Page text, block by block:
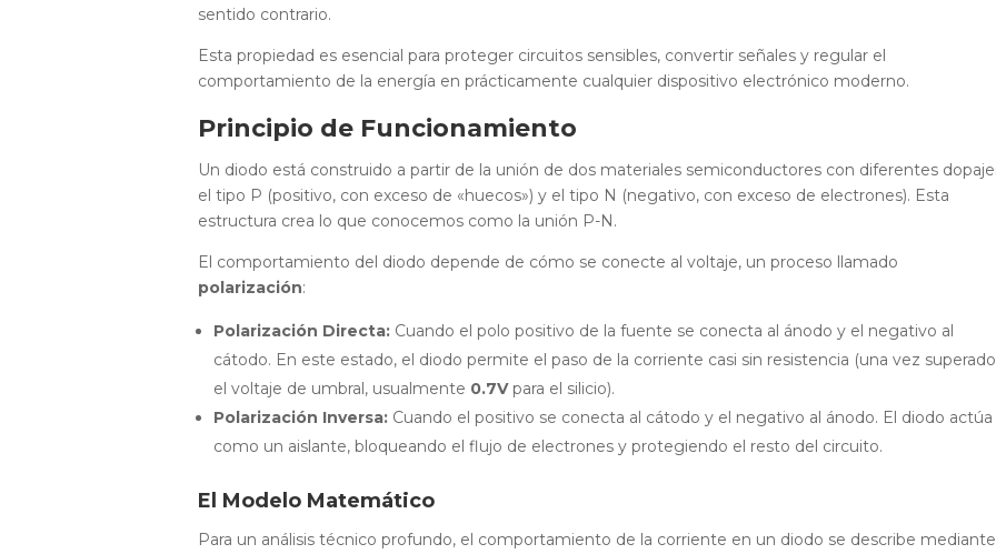
sentido contrario.
Esta propiedad es esencial para proteger circuitos sensibles, convertir señales y regular el
comportamiento de la energía en prácticamente cualquier dispositivo electrónico moderno.
Principio de Funcionamiento
Un diodo está construido a partir de la unión de dos materiales semiconductores con diferentes
el tipo P (positivo, con exceso de «huecos») y el tipo N (negativo, con exceso de electrones). Esta
estructura crea lo que conocemos como la unión P-N.
El comportamiento del diodo depende de cómo se conecte al voltaje, un proceso llamado
polarización:
Polarización Directa: Cuando el polo positivo de la fuente se conecta al ánodo y el negativo al
cátodo. En este estado, el diodo permite el paso de la corriente casi sin resistencia (una vez superado
el voltaje de umbral, usualmente 0.7Vpara el silicio).
Polarización Inversa: Cuando el positivo se conecta al cátodo y el negativo al ánodo. El diodo actúa
como un aislante, bloqueando el flujo de electrones y protegiendo el resto del circuito.
El Modelo Matemático
Para un análisis técnico profundo, el comportamiento de la corriente en un diodo se describe mediante